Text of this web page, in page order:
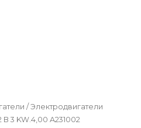
/ Электродвигатели
B 3 KW.4,00 A231002